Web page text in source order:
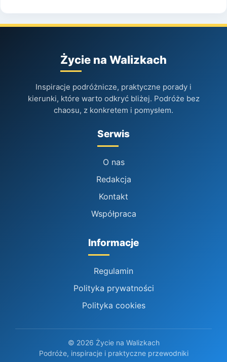
Życie na Walizkach
Inspiracje podróżnicze, praktyczne porady i
kierunki, które warto odkryć bliżej. Podróże bez
chaosu, z konkretem i pomysłem.
Serwis
O nas
Redakcja
Kontakt
Współpraca
Informacje
Regulamin
Polityka prywatności
Polityka cookies
© 2026 Życie na Walizkach
Podróże, inspiracje i praktyczne przewodniki